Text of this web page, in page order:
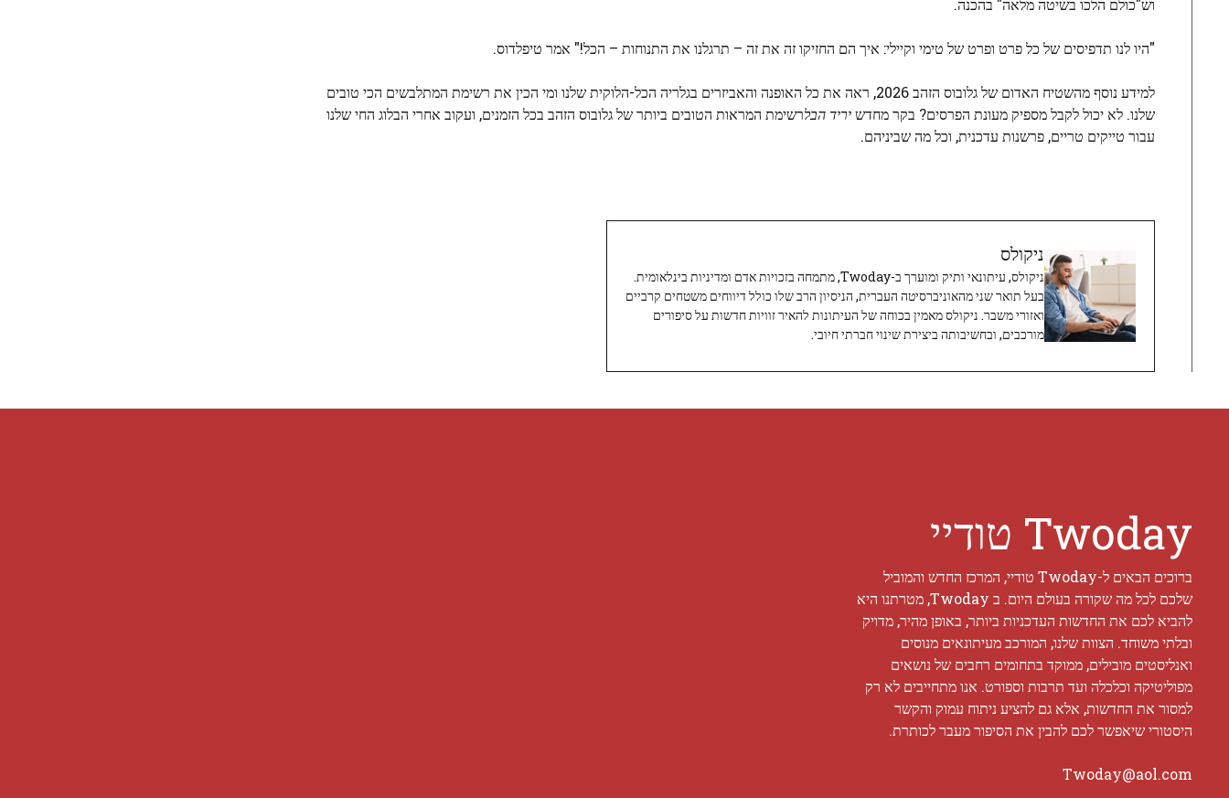
וש"כולם הלכו בשיטה מלאה" בהכנה.
"היו לנו תדפיסים של כל פרט ופרט של טימי וקיילי: איך הם החזיקו זה את זה – תרגלנו את התנוחות – הכל!" אמר טיפלדוס.
למידע נוסף מהשטיח האדום של גלובוס הזהב 2026, ראה את כל האופנה והאביזרים בגלריה הכל-הלוקית שלנו ומי הכין את רשימת המתלבשים הכי טובים
שלנו. לא יכול לקבל מספיק מעונת הפרסים? בקר מחדשיריד הבלרשימת המראות הטובים ביותר של גלובוס הזהב בכל הזמנים, ועקוב אחרי הבלוג החי שלנו
עבור טייקים טריים, פרשנות עדכנית, וכל מה שביניהם.
ניקולס
ניקולס, עיתונאי ותיק ומוערך ב-Twoday, מתמחה בזכויות אדם ומדיניות בינלאומית.
בעל תואר שני מהאוניברסיטה העברית, הניסיון הרב שלו כולל דיווחים משטחים קרביים
ואזורי משבר. ניקולס מאמין בכוחה של העיתונות להאיר זוויות חדשות על סיפורים
מורכבים, ובחשיבותה ביצירת שינוי חברתי חיובי.
Twoday טודיי
ברוכים הבאים ל-Twoday טודיי, המרכז החדש והמוביל
שלכם לכל מה שקורה בעולם היום. ב Twoday, מטרתנו היא
להביא לכם את החדשות העדכניות ביותר, באופן מהיר, מדויק
ובלתי משוחד. הצוות שלנו, המורכב מעיתונאים מנוסים
ואנליסטים מובילים, ממוקד בתחומים רחבים של נושאים
מפוליטיקה וכלכלה ועד תרבות וספורט. אנו מתחייבים לא רק
למסור את החדשות, אלא גם להציע ניתוח עמוק והקשר
היסטורי שיאפשר לכם להבין את הסיפור מעבר לכותרת.
Twoday@aol.com